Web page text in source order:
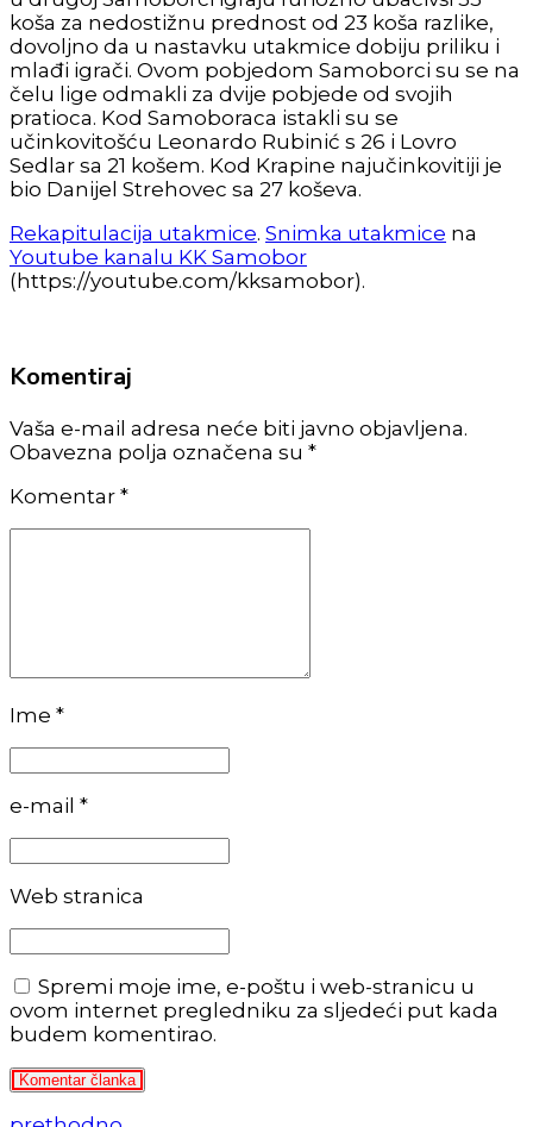
koša za nedostižnu prednost od 23 koša razlike,
dovoljno da u nastavku utakmice dobiju priliku i
mlađi igrači. Ovom pobjedom Samoborci su se na
čelu lige odmakli za dvije pobjede od svojih
pratioca. Kod Samoboraca istakli su se
učinkovitošću Leonardo Rubinić s 26 i Lovro
Sedlar sa 21 košem. Kod Krapine najučinkovitiji je
bio Danijel Strehovec sa 27 koševa.
Rekapitulacija utakmice. Snimka utakmice na
Youtube kanalu KK Samobor
(https://youtube.com/kksamobor).
Komentiraj
Vaša e-mail adresa neće biti javno objavljena.
Obavezna polja označena su *
Komentar *
Ime *
e-mail *
Web stranica
Spremi moje ime, e-poštu i web-stranicu u
ovom internet pregledniku za sljedeći put kada
budem komentirao.
Komentar članka